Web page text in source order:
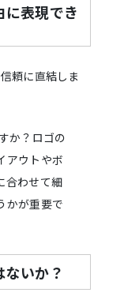
表現でき
頼に直結しま
か？ロゴの
アウトやボ
合わせて細
かが重要で
いか？